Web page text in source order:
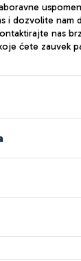
i dozvolite nam
nas
ćete zauvek